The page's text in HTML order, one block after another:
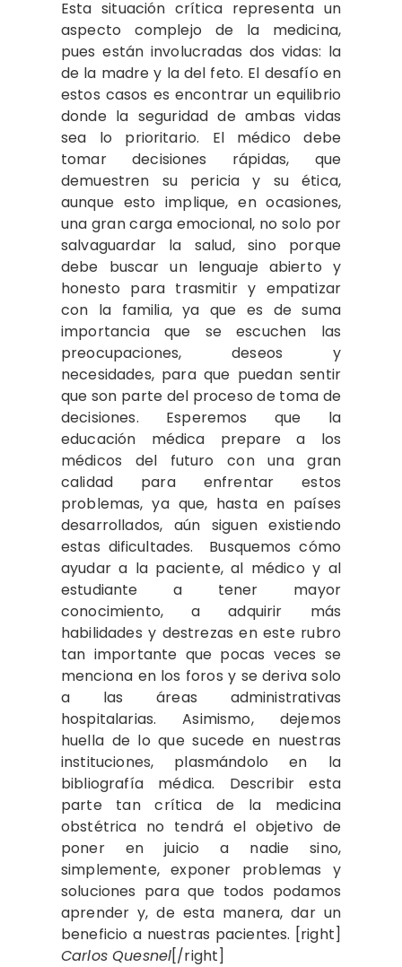
Esta situación crítica representa un
aspecto complejo de la medicina,
pues están involucradas dos vidas: la
de la madre y la del feto. El desafío en
estos casos es encontrar un equilibrio
donde la seguridad de ambas vidas
sea lo prioritario. El médico debe
tomar decisiones rápidas, que
demuestren su pericia y su ética,
aunque esto implique, en ocasiones,
una gran carga emocional, no solo por
salvaguardar la salud, sino porque
debe buscar un lenguaje abierto y
honesto para trasmitir y empatizar
con la familia, ya que es de suma
importancia que se escuchen las
preocupaciones, deseos y
necesidades, para que puedan sentir
que son parte del proceso de toma de
decisiones. Esperemos que la
educación médica prepare a los
médicos del futuro con una gran
calidad para enfrentar estos
problemas, ya que, hasta en países
desarrollados, aún siguen existiendo
estas dificultades. Busquemos cómo
ayudar a la paciente, al médico y al
estudiante a tener mayor
conocimiento, a adquirir más
habilidades y destrezas en este rubro
tan importante que pocas veces se
menciona en los foros y se deriva solo
a las áreas administrativas
hospitalarias. Asimismo, dejemos
huella de lo que sucede en nuestras
instituciones, plasmándolo en la
bibliografía médica. Describir esta
parte tan crítica de la medicina
obstétrica no tendrá el objetivo de
poner en juicio a nadie sino,
simplemente, exponer problemas y
soluciones para que todos podamos
aprender y, de esta manera, dar un
beneficio a nuestras pacientes. [right]
Carlos Quesnel[/right]